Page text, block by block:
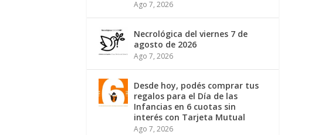
Ago 7, 2026
Necrológica del viernes 7 de
agosto de 2026
Ago 7, 2026
Desde hoy, podés comprar tus
regalos para el Día de las
Infancias en 6 cuotas sin
interés con Tarjeta Mutual
Ago 7, 2026